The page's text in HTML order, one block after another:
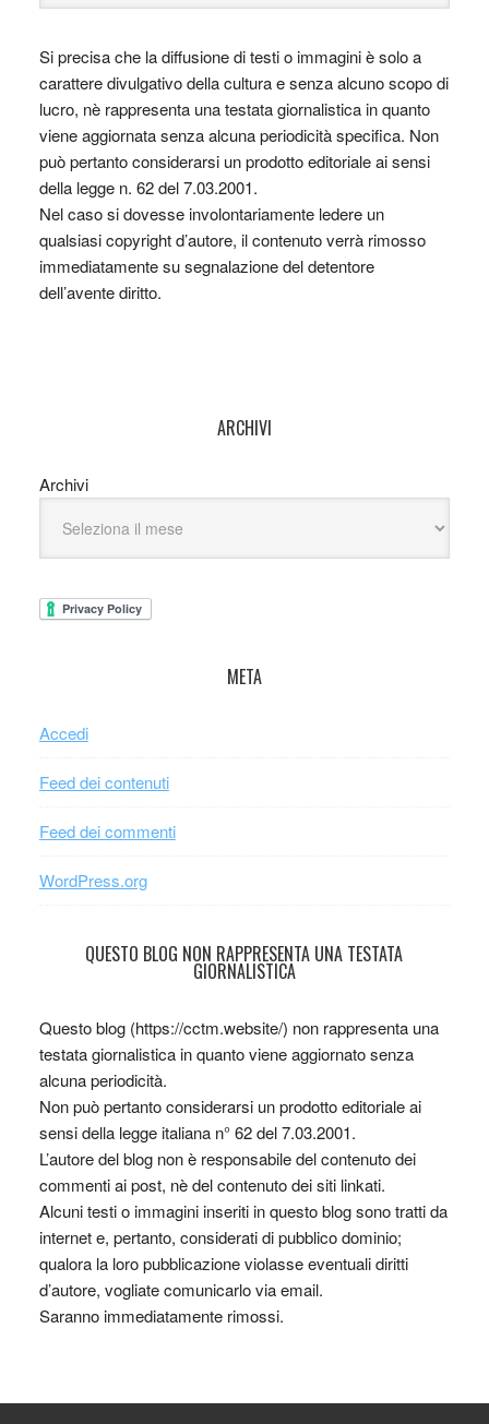
Si precisa che la diffusione di testi o immagini è solo a
carattere divulgativo della cultura e senza alcuno scopo di
lucro, nè rappresenta una testata giornalistica in quanto
viene aggiornata senza alcuna periodicità specifica. Non
può pertanto considerarsi un prodotto editoriale ai sensi
della legge n. 62 del 7.03.2001.
Nel caso si dovesse involontariamente ledere un
qualsiasi copyright d’autore, il contenuto verrà rimosso
immediatamente su segnalazione del detentore
dell’avente diritto.
ARCHIVI
Archivi
META
Accedi
Feed dei contenuti
Feed dei commenti
WordPress.org
QUESTO BLOG NON RAPPRESENTA UNA TESTATA
GIORNALISTICA
Questo blog (https://cctm.website/) non rappresenta una
testata giornalistica in quanto viene aggiornato senza
alcuna periodicità.
Non può pertanto considerarsi un prodotto editoriale ai
sensi della legge italiana n° 62 del 7.03.2001.
L’autore del blog non è responsabile del contenuto dei
commenti ai post, nè del contenuto dei siti linkati.
Alcuni testi o immagini inseriti in questo blog sono tratti da
internet e, pertanto, considerati di pubblico dominio;
qualora la loro pubblicazione violasse eventuali diritti
d’autore, vogliate comunicarlo via email.
Saranno immediatamente rimossi.